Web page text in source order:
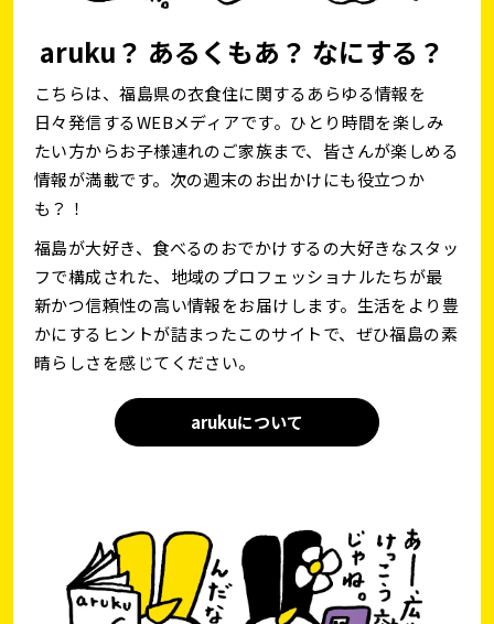
aruku？ あるくもあ？ なにする？
こちらは、福島県の衣食住に関するあらゆる情報を
日々発信するWEBメディアです。ひとり時間を楽しみ
たい方からお子様連れのご家族まで、皆さんが楽しめる
情報が満載です。次の週末のお出かけにも役立つか
も？！
福島が大好き、食べるのおでかけするの大好きなスタッ
フで構成された、地域のプロフェッショナルたちが最
新かつ信頼性の高い情報をお届けします。生活をより豊
かにするヒントが詰まったこのサイトで、ぜひ福島の素
晴らしさを感じてください。
arukuについて